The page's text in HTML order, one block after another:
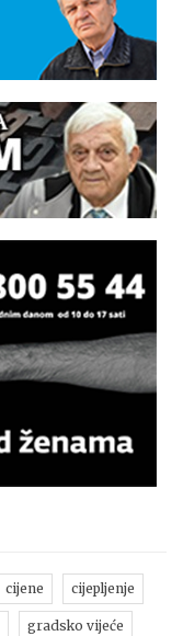
cijene cijepljenje
gradsko vijeće